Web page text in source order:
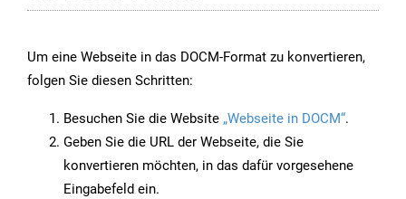
Um eine Webseite in das DOCM-Format zu konvertieren,
folgen Sie diesen Schritten:
Besuchen Sie die Website „Webseite in DOCM“.
Geben Sie die URL der Webseite, die Sie
konvertieren möchten, in das dafür vorgesehene
Eingabefeld ein.